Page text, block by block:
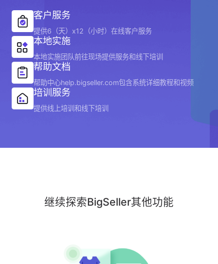
客户服务
提供6（天）x12（小时）在线客户服务
本地实施
本地实施团队前往现场提供服务和线下培训
帮助文档
帮助中心help.bigseller.com包含系统详细教程和视频
培训服务
提供线上培训和线下培训
继续探索BigSeller其他功能